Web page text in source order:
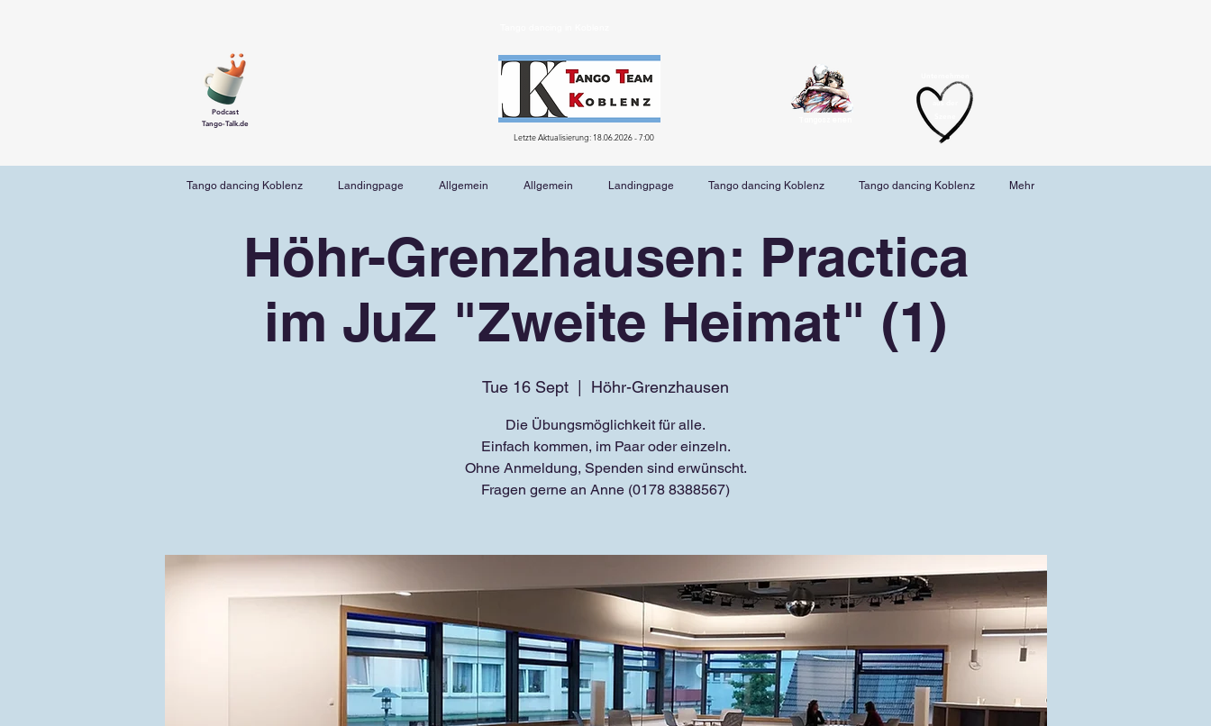
Podcast
Tango-Talk.de
Letzte Aktualisierung: 18.06.2026 - 7:00
aus der
Tango dancing Koblenz Landingpage Allgemein Allgemein Landingpage Tango dancing Koblenz Tango dancing Koblenz Mehr
Höhr-Grenzhausen: Practica
im JuZ "Zweite Heimat" (1)
Tue 16 Sept Höhr-Grenzhausen
Die Übungsmöglichkeit für alle.
Einfach kommen, im Paar oder einzeln.
Ohne Anmeldung, Spenden sind erwünscht.
Fragen gerne an Anne (0178 8388567)